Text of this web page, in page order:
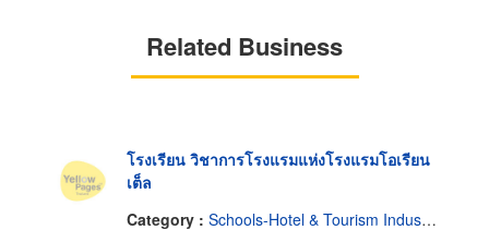
Related Business
โรงเรียน วิชาการโรงแรมแห่งโรงแรมโอเรียน
เต็ล
Category : Schools-Hotel & Tourism Industry Management